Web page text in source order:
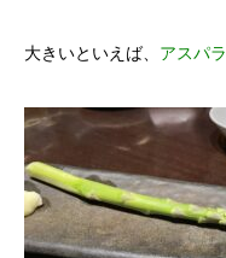
大きいといえば、 アスパラ